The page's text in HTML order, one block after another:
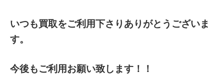
いつも買取をご利用下さりありがとうございま
す。
今後もご利用お願い致します！！